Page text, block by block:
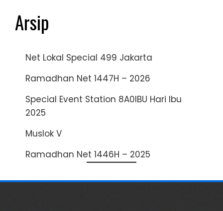
Arsip
Net Lokal Special 499 Jakarta
Ramadhan Net 1447H – 2026
Special Event Station 8A0IBU Hari Ibu
2025
Muslok V
Ramadhan Net 1446H – 2025